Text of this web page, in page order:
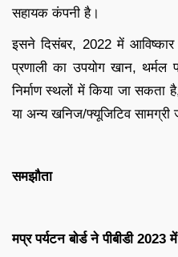
सहायक कंपनी है।
इसने दिसंबर, 2022 में
प्रणाली का उपयोग खान, थर्मल
निर्माण स्थलों में किया जा
या अन्य खनिज/फ्यूजिटिव सामग्री
समझौता
मप्र पर्यटन बोर्ड ने पीबीडी